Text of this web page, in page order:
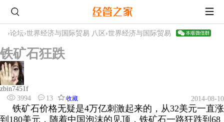
›论坛›世界经济与国际贸易 八区 ›世界经济与国际贸易
铁矿石狂跌
zbin7451f
3994
13 收藏 2014-08-10
铁矿石价格无疑是4万亿刺激起来的，从32美元一直涨
到180美元，随着中国泡沫的见顶，铁矿石一路狂跌到68